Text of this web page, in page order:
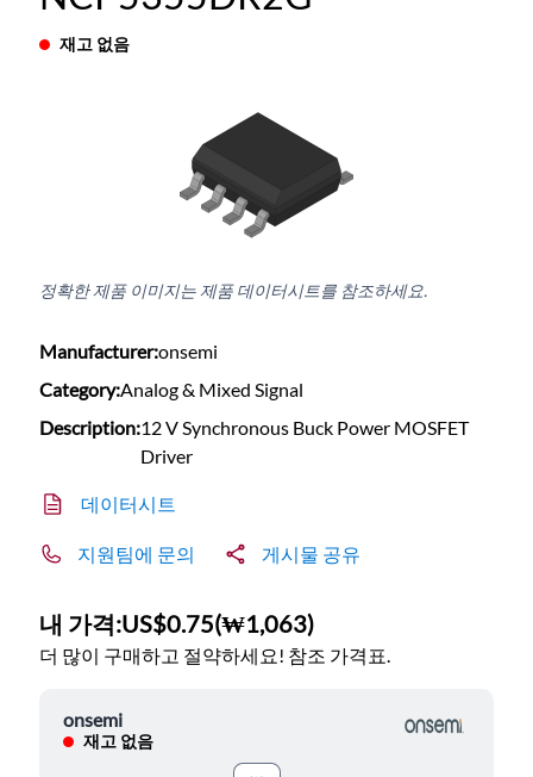
재고 없음
정확한 제품 이미지는 제품 데이터시트를 참조하세요.
Manufacturer:onsemi
Category:Analog & Mixed Signal
Description:12 V Synchronous Buck Power MOSFET
Driver
데이터시트
지원팀에 문의 게시물 공유
내 가격:US$0.75(₩1,063)
더 많이 구매하고 절약하세요! 참조 가격표.
onsemi
재고 없음